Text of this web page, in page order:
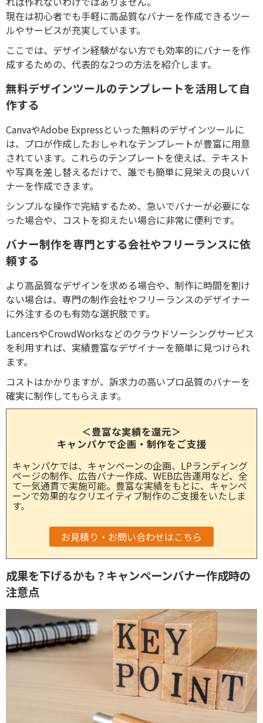
現在は初心者でも手軽に高品質なバナーを作成できるツー
ルやサービスが充実しています。
ここでは、デザイン経験がない方でも効率的にバナーを作
成するための、代表的な2つの方法を紹介します。
無料デザインツールのテンプレートを活用して自
作する
CanvaやAdobe Expressといった無料のデザインツールに
は、プロが作成したおしゃれなテンプレートが豊富に用意
されています。これらのテンプレートを使えば、テキスト
や写真を差し替えるだけで、誰でも簡単に見栄えの良いバ
ナーを作成できます。
シンプルな操作で完結するため、急いでバナーが必要にな
った場合や、コストを抑えたい場合に非常に便利です。
バナー制作を専門とする会社やフリーランスに依
頼する
より高品質なデザインを求める場合や、制作に時間を割け
ない場合は、専門の制作会社やフリーランスのデザイナー
に外注するのも有効な選択肢です。
LancersやCrowdWorksなどのクラウドソーシングサービス
を利用すれば、実績豊富なデザイナーを簡単に見つけられ
ます。
コストはかかりますが、訴求力の高いプロ品質のバナーを
確実に制作してもらえます。
＜豊富な実績を還元＞
キャンパケで企画・制作をご支援
キャンパケでは、キャンペーンの企画、LPランディング
ページの制作、広告バナー作成、WEB広告運用など、全
て一気通貫で実施可能。豊富な実績をもとに、キャンペ
ーンで効果的なクリエイティブ制作のご支援をいたしま
す。
​お見積り・お問い合わせはこちら
成果を下げるかも？キャンペーンバナー作成時の
注意点